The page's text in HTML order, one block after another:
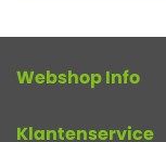
Webshop Info
Klantenservice